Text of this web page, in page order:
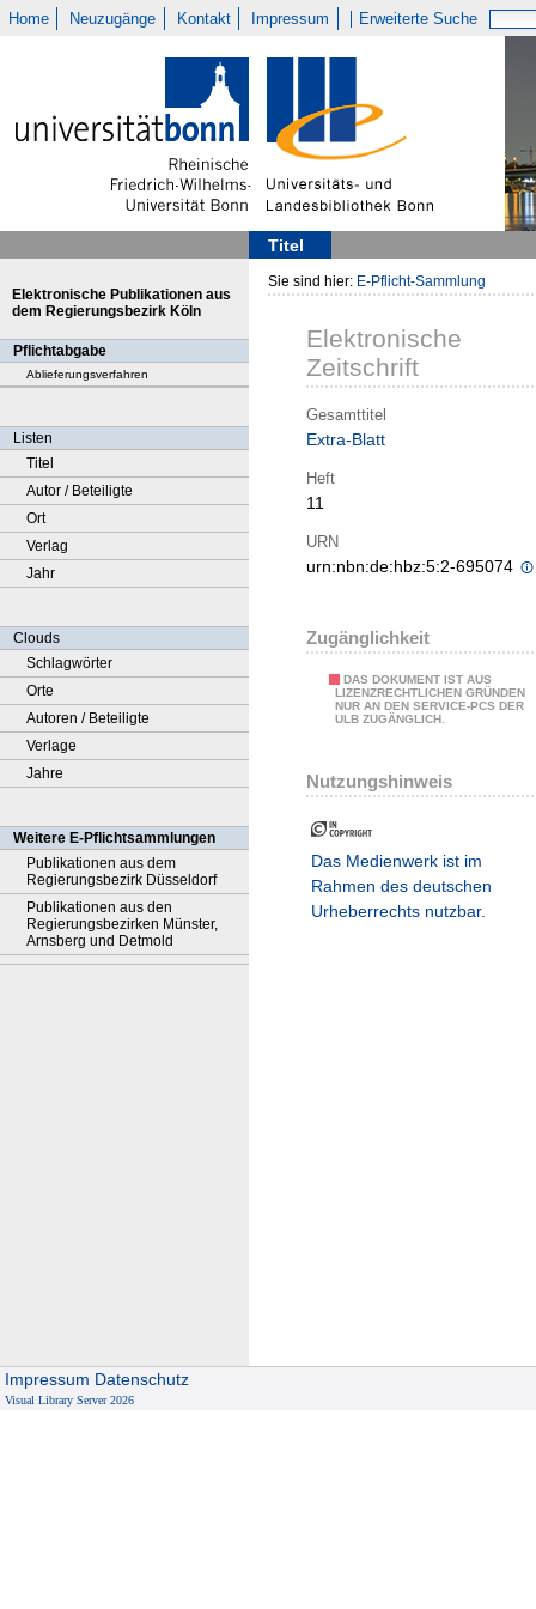
Home Neuzugänge Kontakt Impressum Erweiterte Suche
Titel
Elektronische Publikationen aus
dem Regierungsbezirk Köln
Pflichtabgabe
Ablieferungsverfahren
Listen
Titel
Autor / Beteiligte
Ort
Verlag
Jahr
Clouds
Schlagwörter
Orte
Autoren / Beteiligte
Verlage
Jahre
Weitere E-Pflichtsammlungen
Publikationen aus dem
Regierungsbezirk Düsseldorf
Publikationen aus den
Regierungsbezirken Münster,
Arnsberg und Detmold
Sie sind hier: E-Pflicht-Sammlung
Elektronische
Zeitschrift
Gesamttitel
Extra-Blatt
Heft
11
URN
urn:nbn:de:hbz:5:2-695074
Zugänglichkeit
DAS DOKUMENT IST AUS
LIZENZRECHTLICHEN GRÜNDEN
NUR AN DEN SERVICE-PCS DER
ULB ZUGÄNGLICH.
Nutzungshinweis
Das Medienwerk ist im
Rahmen des deutschen
Urheberrechts nutzbar.
Impressum Datenschutz
Visual Library Server 2026